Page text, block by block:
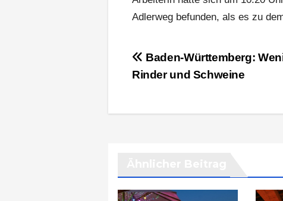
Adlerweg befunden, als es zu
Beitragsnavigation
Baden-Württemberg:
Rinder und Schweine